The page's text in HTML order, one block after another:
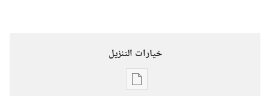
خيارات التنزيل
خيارات